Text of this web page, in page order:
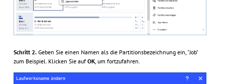
Schritt 2.Geben Sie einen Namen als die Partitionsbezeichnung ein, "Job"
zum Beispiel. Klicken Sie auf OK, um fortzufahren.